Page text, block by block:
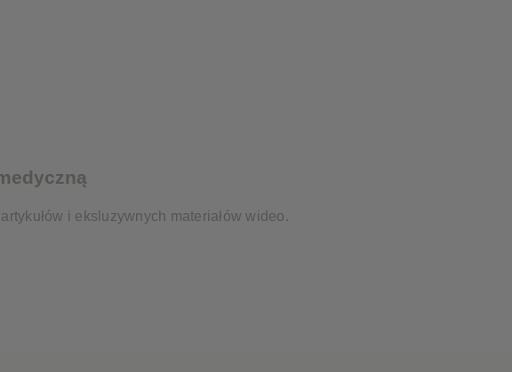
i eksluzywnych materiałów wideo.